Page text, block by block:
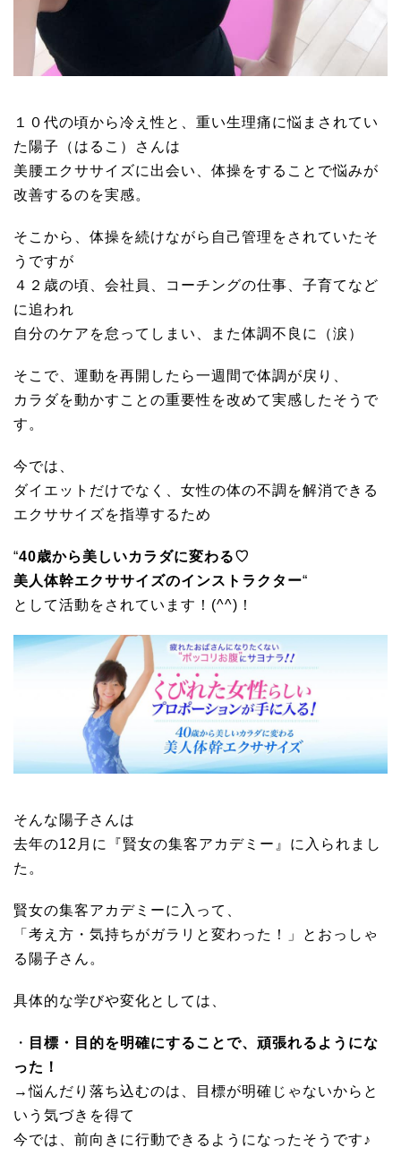
１０代の頃から冷え性と、重い生理痛に悩まされてい
た陽子（はるこ）さんは
美腰エクササイズに出会い、体操をすることで悩みが
改善するのを実感。
そこから、体操を続けながら自己管理をされていたそ
うですが
４２歳の頃、会社員、コーチングの仕事、子育てなど
に追われ
自分のケアを怠ってしまい、また体調不良に（涙）
そこで、運動を再開したら一週間で体調が戻り、
カラダを動かすことの重要性を改めて実感したそうで
す。
今では、
ダイエットだけでなく、女性の体の不調を解消できる
エクササイズを指導するため
“40歳から美しいカラダに変わる♡
美人体幹エクササイズのインストラクター“
として活動をされています！(^^)！
そんな陽子さんは
去年の12月に『賢女の集客アカデミー』に入られまし
た。
賢女の集客アカデミーに入って、
「考え方・気持ちがガラリと変わった！」とおっしゃ
る陽子さん。
具体的な学びや変化としては、
・
目標・目的を明確にすることで、頑張れるようにな
った！
→悩んだり落ち込むのは、目標が明確じゃないからと
いう気づきを得て
今では、前向きに行動できるようになったそうです♪